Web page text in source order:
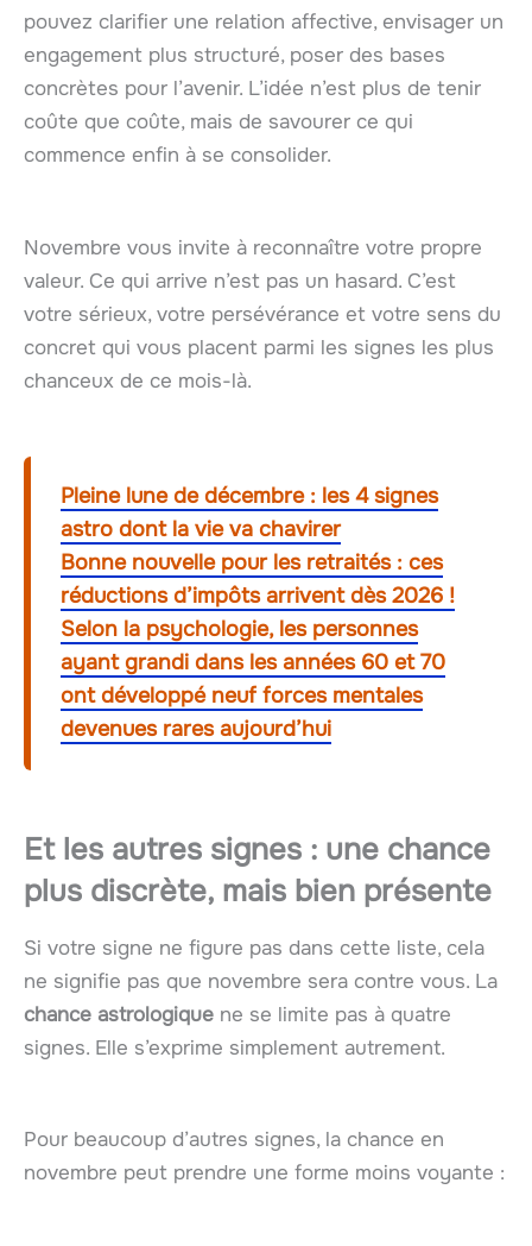
pouvez clarifier une relation affective, envisager un
engagement plus structuré, poser des bases
concrètes pour l’avenir. L’idée n’est plus de tenir
coûte que coûte, mais de savourer ce qui
commence enfin à se consolider.
Novembre vous invite à reconnaître votre propre
valeur. Ce qui arrive n’est pas un hasard. C’est
votre sérieux, votre persévérance et votre sens du
concret qui vous placent parmi les signes les plus
chanceux de ce mois-là.
Pleine lune de décembre : les 4 signes
astro dont la vie va chavirer
Bonne nouvelle pour les retraités : ces
réductions d’impôts arrivent dès 2026 !
Selon la psychologie, les personnes
ayant grandi dans les années 60 et 70
ont développé neuf forces mentales
devenues rares aujourd’hui
Et les autres signes : une chance
plus discrète, mais bien présente
Si votre signe ne figure pas dans cette liste, cela
ne signifie pas que novembre sera contre vous. La
chance astrologique ne se limite pas à quatre
signes. Elle s’exprime simplement autrement.
Pour beaucoup d’autres signes, la chance en
novembre peut prendre une forme moins voyante :